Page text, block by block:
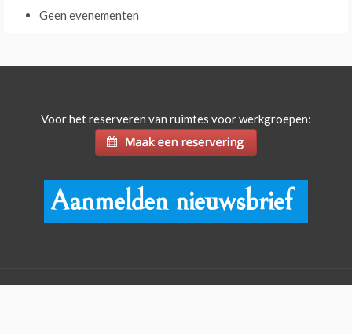
Geen evenementen
Voor het reserveren van ruimtes voor werkgroepen:
Aanmelden nieuwsbrief